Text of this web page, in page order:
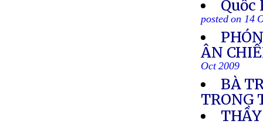
posted on 14
ÂN
Oct 2009
BÀ
TRONG